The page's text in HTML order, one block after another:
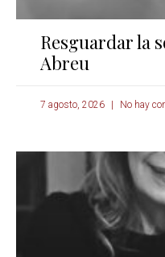
Resguardar la
Abreu
7 agosto, 2026 No hay